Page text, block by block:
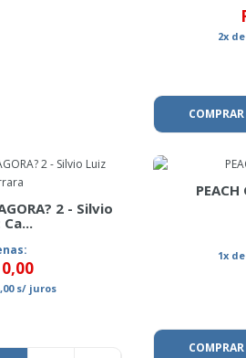
2xde
COMPRAR
2 - Silvio
Ca...
s/ juros
1xde
COMPRAR